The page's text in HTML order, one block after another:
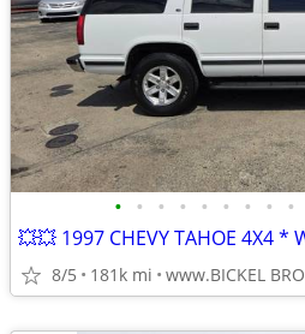
• • • • • • • • •
8/5 181k mi www.BICKEL